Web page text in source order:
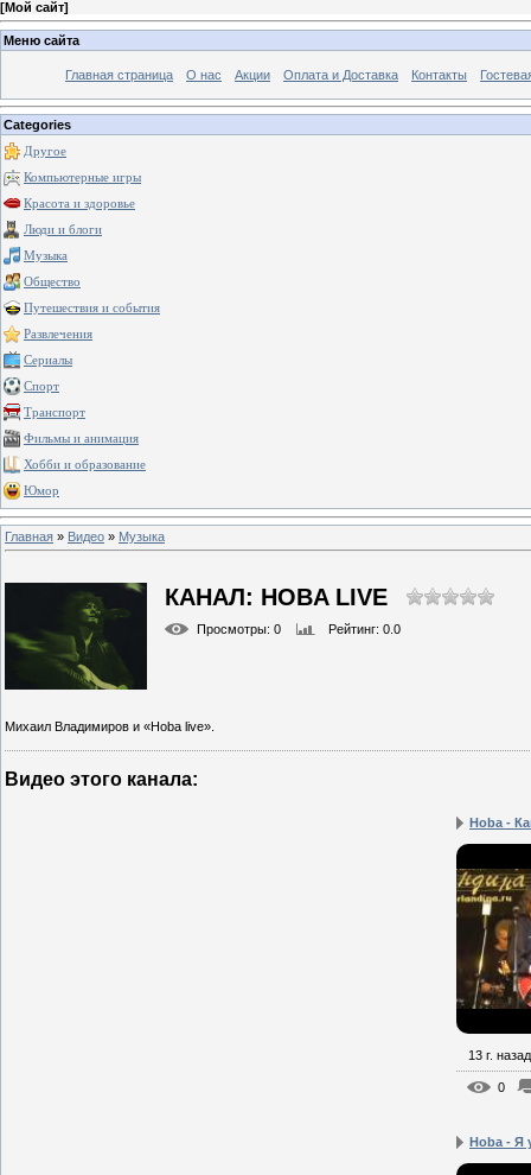
[Мой сайт]
Меню сайта
Главная страница О нас Акции Оплата и Доставка Контакты
Categories
Другое
Компьютерные игры
Красота и здоровье
Люди и блоги
Музыка
Общество
Путешествия и события
Развлечения
Сериалы
Спорт
Транспорт
Фильмы и анимация
Хобби и образование
Юмор
Главная » Видео » Музыка
КАНАЛ: HOBA LIVE
Просмотры: 0 Рейтинг: 0.0
Михаил Владимиров и «Hoba live».
Видео этого канала:
Hoba -
13 г. назад
0
Hoba - Я